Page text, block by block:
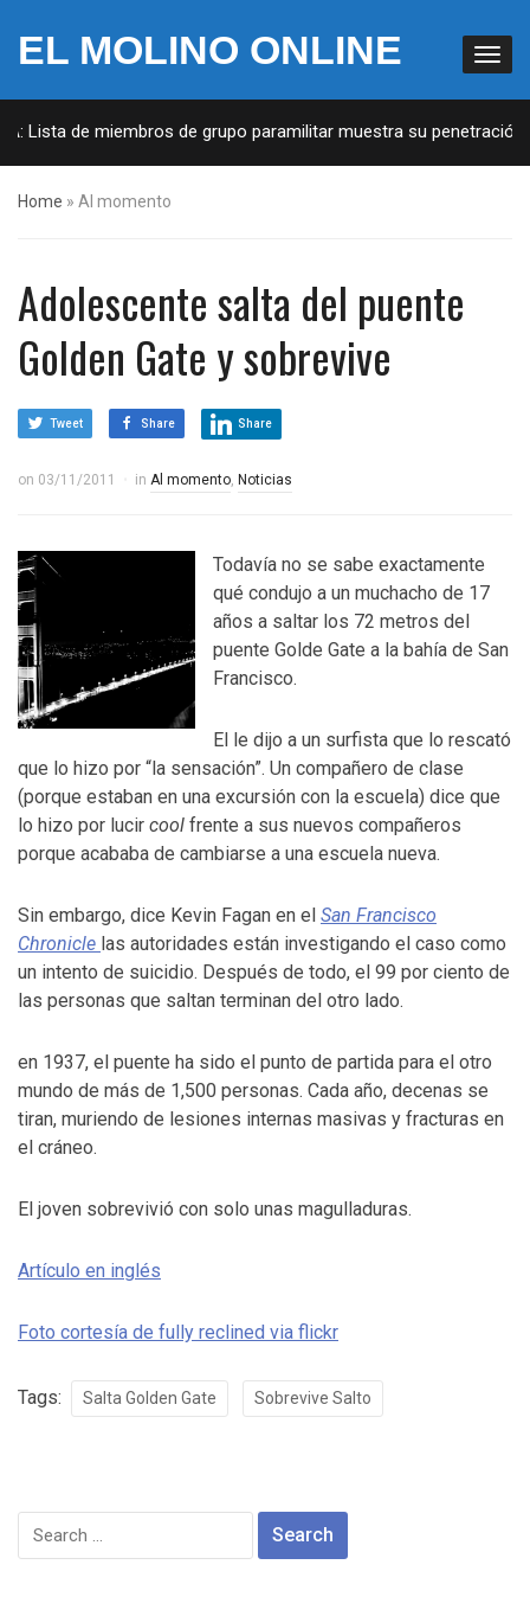
EL MOLINO ONLINE
Lista de miembros de grupo paramilitar muestra su penetración
Home » Al momento
Adolescente salta del puente
Golden Gate y sobrevive
Tweet Share Share
on 03/11/2011 in Al momento, Noticias
Todavía no se sabe exactamente
qué condujo a un muchacho de 17
años a saltar los 72 metros del
puente Golde Gate a la bahía de San
Francisco.
El le dijo a un surfista que lo rescató
que lo hizo por “la sensación”. Un compañero de clase
(porque estaban en una excursión con la escuela) dice que
lo hizo por lucir cool frente a sus nuevos compañeros
porque acababa de cambiarse a una escuela nueva.
Sin embargo, dice Kevin Fagan en el San Francisco
Chronicle las autoridades están investigando el caso como
un intento de suicidio. Después de todo, el 99 por ciento de
las personas que saltan terminan del otro lado.
en 1937, el puente ha sido el punto de partida para el otro
mundo de más de 1,500 personas. Cada año, decenas se
tiran, muriendo de lesiones internas masivas y fracturas en
el cráneo.
El joven sobrevivió con solo unas magulladuras.
Artículo en inglés
Foto cortesía de fully reclined via flickr
Tags: Salta Golden Gate Sobrevive Salto
Search
for: